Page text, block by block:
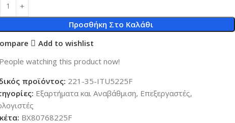
Προσθήκη Στο Καλάθι
Add to wishlist
People watching this product now!
προϊόντος: 221-35-ITU5225F
Εξαρτήματα και Αναβάθμιση, Επεξεργαστές,
BX80768225F